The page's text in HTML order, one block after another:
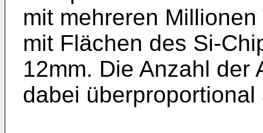
mit mehreren
mit Flächen des Si-
12mm. Die Anzahl der
dabei